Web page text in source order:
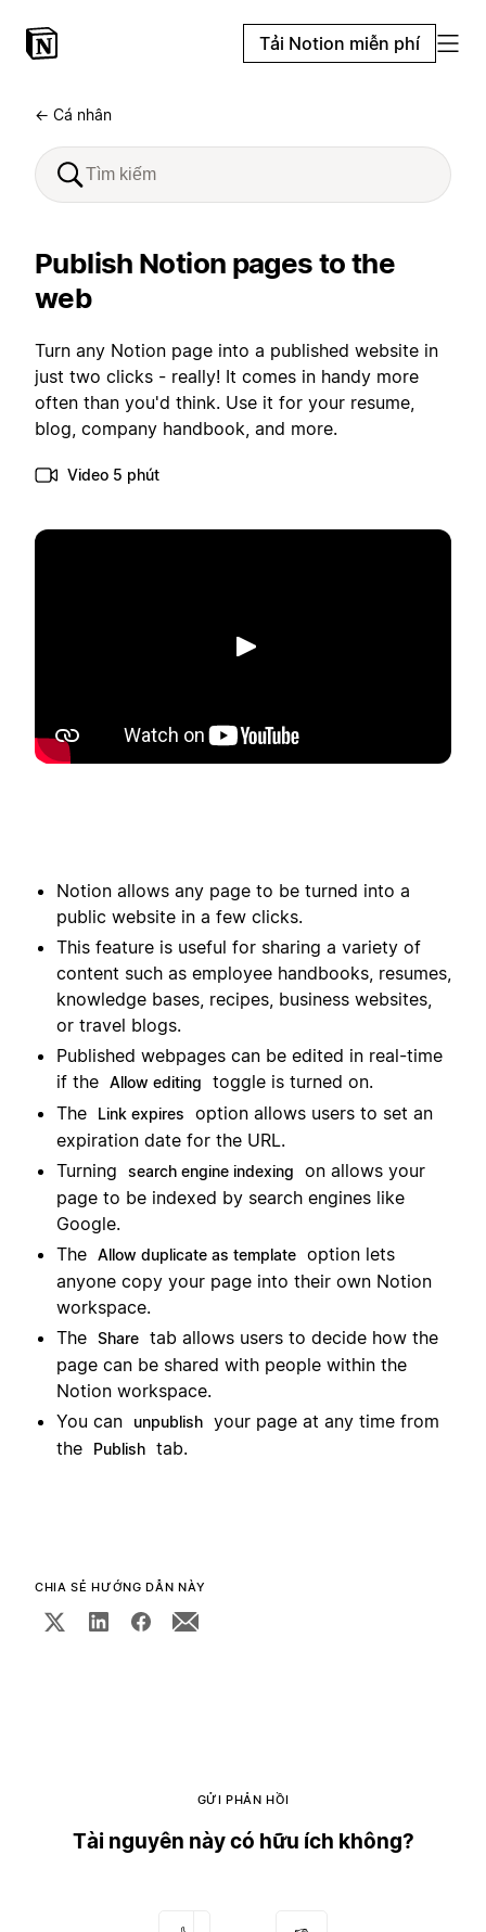
Tải Notion miễn phí
← Cá nhân
Publish Notion pages to the
web
Turn any Notion page into a published website in
just two clicks - really! It comes in handy more
often than you'd think. Use it for your resume,
blog, company handbook, and more.
Video 5 phút
Phát
Notion allows any page to be turned into a
public website in a few clicks.
This feature is useful for sharing a variety of
content such as employee handbooks, resumes,
knowledge bases, recipes, business websites,
or travel blogs.
Published webpages can be edited in real-time
if the Allow editing
toggle is turned on.
The
Link expires
option allows users to set an
expiration date for the URL.
Turning
search engine indexing
on allows your
page to be indexed by search engines like
Google.
The Allow duplicate as template option lets
anyone copy your page into their own Notion
workspace.
The Share tab allows users to decide how the
page can be shared with people within the
Notion workspace.
You can
unpublish your page at any time from
the
Publish tab.
CHIA SẺ HƯỚNG DẪN NÀY
GỬI PHẢN HỒI
Tài nguyên này có hữu ích không?